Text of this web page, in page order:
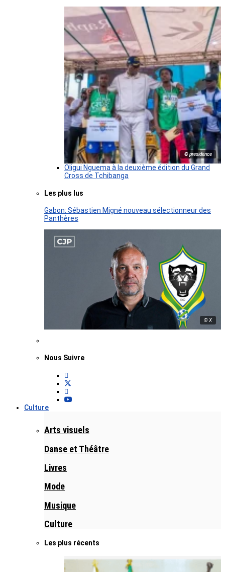
© presidence
Oligui Nguema à la deuxième édition du Grand
Cross de Tchibanga
Les plus lus
Gabon: Sébastien Migné nouveau sélectionneur des
Panthères
© X
Nous Suivre
Culture
Arts visuels
Danse et Théâtre
Livres
Mode
Musique
Culture
Les plus récents